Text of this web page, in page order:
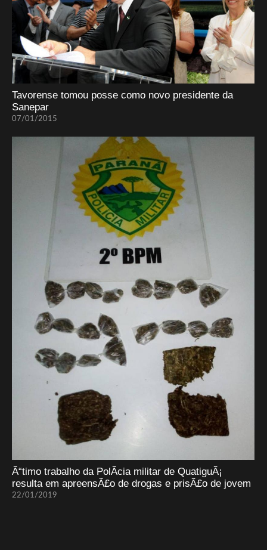
Tavorense tomou posse como novo presidente da
Sanepar
07/01/2015
Ã“timo trabalho da PolÃ­cia militar de QuatiguÃ¡
resulta em apreensÃ£o de drogas e prisÃ£o de jovem
22/01/2019